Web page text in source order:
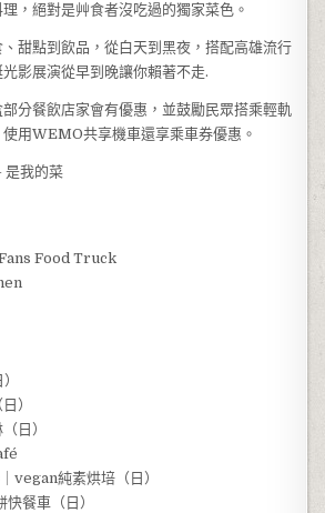
，絕對是艸食者沒吃過的獨家菜色。
甜點到飲品，從白天到黑夜，搭配高雄流行
影展演從早到晚讓你賴著不走.
分餐飲店家會有優惠，並鼓勵民眾搭乘輕軌
用WEMO共享機車還享乘車券優惠。
是我的菜
Food Truck
）
日）
vegan純素烘培（日）
餐車（日）